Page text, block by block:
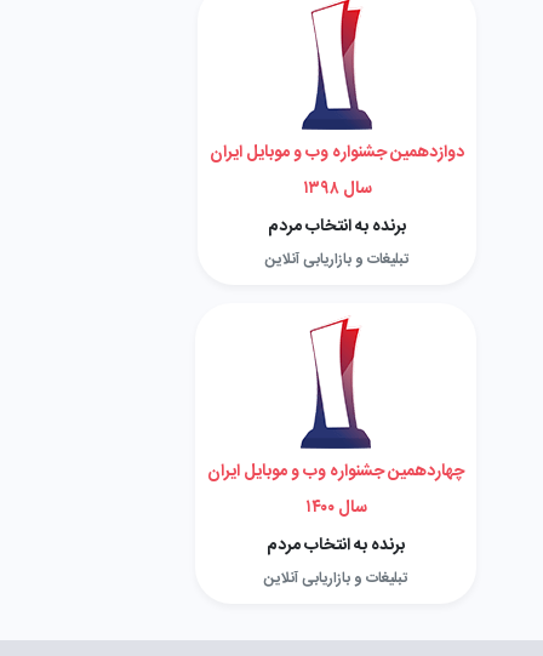
دوازدهمین جشنواره وب و موبایل ایران
سال ۱۳۹۸
برنده به انتخاب مردم
تبلیغات و بازاریابی آنلاین
چهاردهمین جشنواره وب و موبایل ایران
سال ۱۴۰۰
برنده به انتخاب مردم
تبلیغات و بازاریابی آنلاین